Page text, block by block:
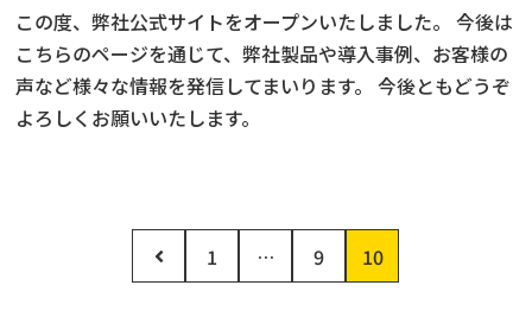
この度、弊社公式サイトをオープンいたしました。 今後は
こちらのページを通じて、弊社製品や導入事例、お客様の
声など様々な情報を発信してまいります。 今後ともどうぞ
よろしくお願いいたします。
1 … 9 10